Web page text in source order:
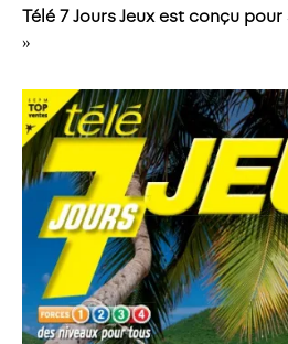
Télé 7 Jours Jeux est conçu
»